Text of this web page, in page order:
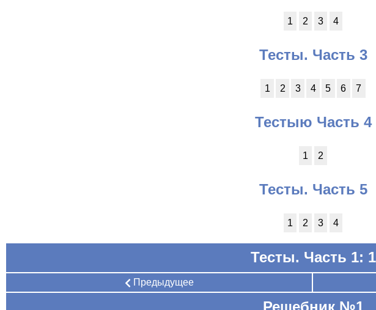
1 2 3 4
Тесты. Часть 3
1 2 3 4 5 6 7
Тестыю Часть 4
1 2
Тесты. Часть 5
1 2 3 4
Тесты. Часть 1: 1
Предыдущее